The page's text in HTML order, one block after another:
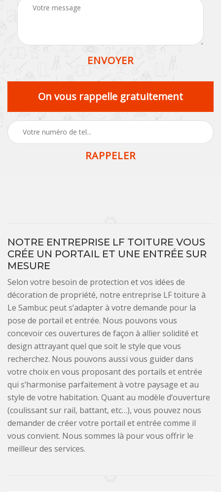
On vous rappelle gratuitement
NOTRE ENTREPRISE LF TOITURE VOUS
CRÉE UN PORTAIL ET UNE ENTRÉE SUR
MESURE
Selon votre besoin de protection et vos idées de
décoration de propriété, notre entreprise LF toiture à
Le Sambuc peut s’adapter à votre demande pour la
pose de portail et entrée. Nous pouvons vous
concevoir ces ouvertures de façon à allier solidité et
design attrayant quel que soit le style que vous
recherchez. Nous pouvons aussi vous guider dans
votre choix en vous proposant des portails et entrée
qui s’harmonise parfaitement à votre paysage et au
style de votre habitation. Quant au modèle d’ouverture
(coulissant sur rail, battant, etc…), vous pouvez nous
demander de créer votre portail et entrée comme il
vous convient. Nous sommes là pour vous offrir le
meilleur des services.